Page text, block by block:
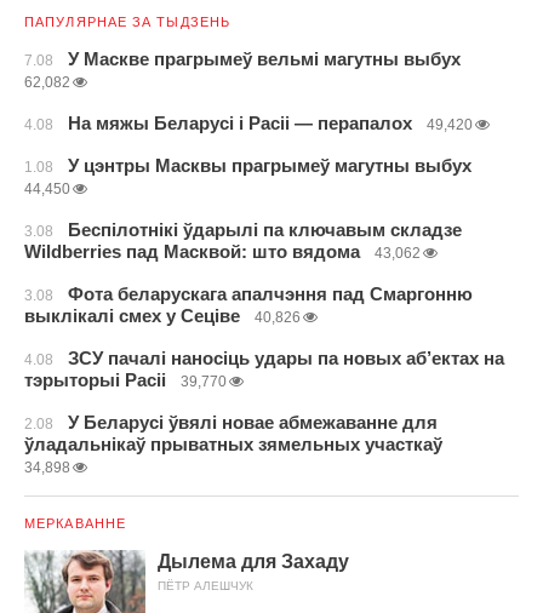
ПАПУЛЯРНАЕ ЗА ТЫДЗЕНЬ
7.08 У Маскве прагрымеў вельмі магутны выбух
62,082
4.08 На мяжы Беларусі і Расіі — перапалох 49,420
1.08 У цэнтры Масквы прагрымеў магутны выбух
44,450
3.08
Беспілотнікі ўдарылі па ключавым складзе
Wildberries пад Масквой: што вядома
43,062
3.08
Фота беларускага апалчэння пад Смаргонню
выклікалі смех у Сеціве
40,826
4.08
ЗСУ пачалі наносіць удары па новых аб’ектах на
тэрыторыі Расіі
39,770
2.08
У Беларусі ўвялі новае абмежаванне для
ўладальнікаў прыватных зямельных участкаў
34,898
МЕРКАВАННЕ
Дылема для Захаду
ПЁТР АЛЕШЧУК